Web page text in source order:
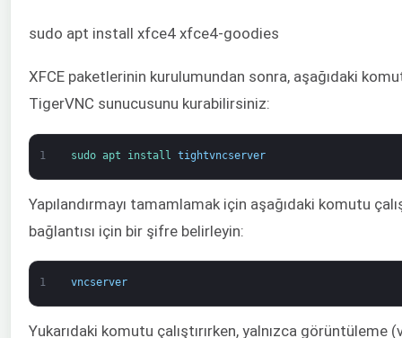
sudo apt install xfce4 xfce4-goodies
XFCE paketlerinin kurulumundan sonra, aşağıdaki
TigerVNC sunucusunu kurabilirsiniz:
1 sudo apt install tightvncserver
Yapılandırmayı tamamlamak için aşağıdaki komutu
bağlantısı için bir şifre belirleyin:
1 vncserver
Yukarıdaki komutu çalıştırırken, yalnızca görüntüleme